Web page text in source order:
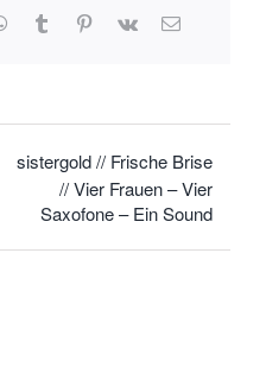
WhatsApp
TumblrPinterest
Vk
E-
sistergold // Frische Brise
// Vier Frauen – Vier
Saxofone – Ein Sound